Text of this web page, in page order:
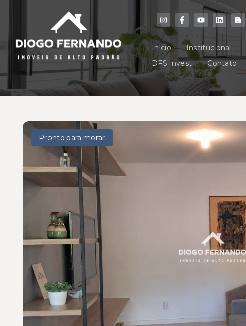
Início Institucional
DFS Invest
Contato
Pronto para morar